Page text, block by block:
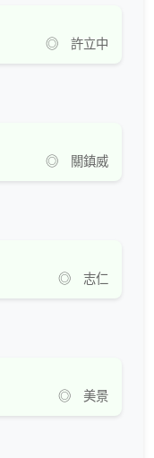
◎ 許立中
◎ 關鎮威
◎ 志仁
◎ 美景